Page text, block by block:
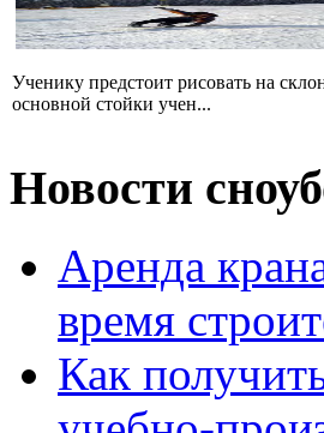
Ученику предстоит рисовать на
основной стойки учен...
Новости
Аренда
время
Как